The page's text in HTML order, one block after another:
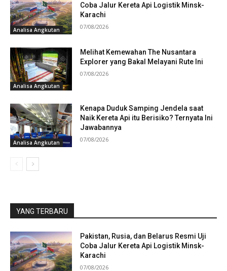
Analisa Angkutan
Coba Jalur Kereta Api Logistik Minsk-
Karachi
07/08/2026
Analisa Angkutan
Melihat Kemewahan The Nusantara
Explorer yang Bakal Melayani Rute Ini
07/08/2026
Analisa Angkutan
Kenapa Duduk Samping Jendela saat
Naik Kereta Api itu Berisiko? Ternyata Ini
Jawabannya
07/08/2026
YANG TERBARU
Pakistan, Rusia, dan Belarus Resmi Uji
Coba Jalur Kereta Api Logistik Minsk-
Karachi
07/08/2026